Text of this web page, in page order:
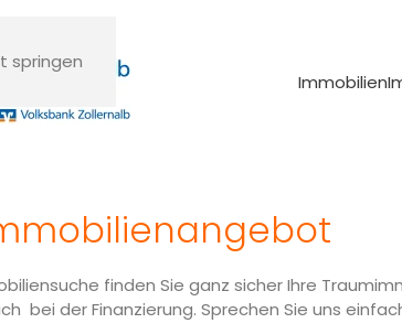
springen
Immobilien
Sie Ihre
sich den Traum der eigenen vier Wänden
einem passenden Grundstück? Dann
Sie Kontakt mit uns auf
finden Sie ganz sicher Ihre
bei der Finanzierung. Sprechen Sie uns